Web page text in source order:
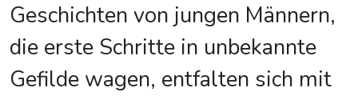
Geschichten von jungen Männern,
die erste Schritte in unbekannte
Gefilde wagen, entfalten sich mit